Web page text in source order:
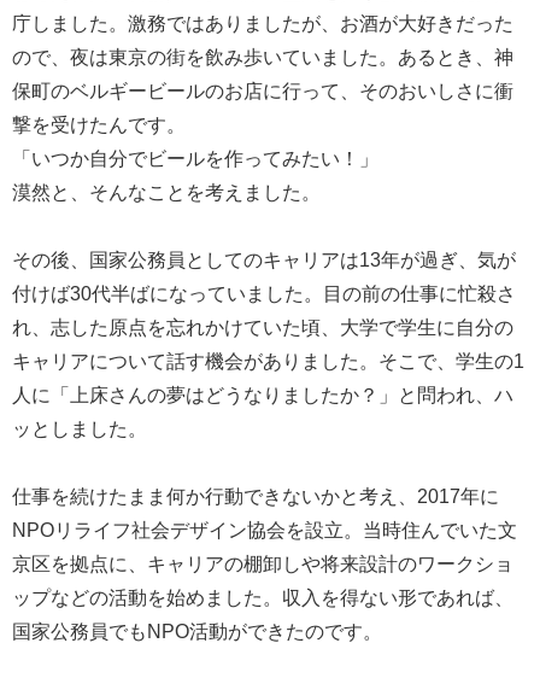
庁しました。激務ではありましたが、お酒が大好きだった
ので、夜は東京の街を飲み歩いていました。あるとき、神
保町のベルギービールのお店に行って、そのおいしさに衝
撃を受けたんです。
「いつか自分でビールを作ってみたい！」
漠然と、そんなことを考えました。
その後、国家公務員としてのキャリアは13年が過ぎ、気が
付けば30代半ばになっていました。目の前の仕事に忙殺さ
れ、志した原点を忘れかけていた頃、大学で学生に自分の
キャリアについて話す機会がありました。そこで、学生の1
人に「上床さんの夢はどうなりましたか？」と問われ、ハ
ッとしました。
仕事を続けたまま何か行動できないかと考え、2017年に
NPOリライフ社会デザイン協会を設立。当時住んでいた文
京区を拠点に、キャリアの棚卸しや将来設計のワークショ
ップなどの活動を始めました。収入を得ない形であれば、
国家公務員でもNPO活動ができたのです。